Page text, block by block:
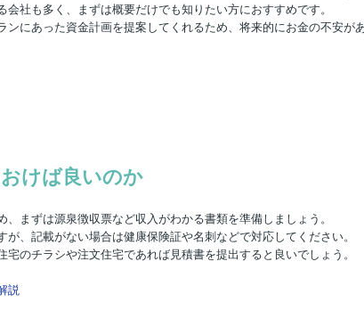
社も多く、まずは概要だけでも知りたい方におすすめです。
にあった資金計画を提案してくれるため、将来的にお金の不安が
けば良いのか
まずは源泉徴収票など収入がわかる書類を準備しましょう。
、記載がない場合は健康保険証や名刺などで対応してください。
のチラシや注文住宅であれば見積書を提出すると良いでしょう。
説